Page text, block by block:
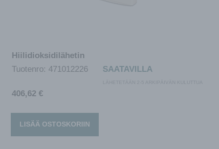
Hiilidioksidilähetin
Tuotenro: 471012226 SAATAVILLA
LÄHETETÄÄN 2-5 ARKIPÄIVÄN KULUTTUA
406,62 €
LISÄÄ OSTOSKORIIN